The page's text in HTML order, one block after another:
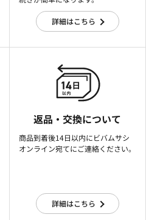
詳細はこちら
返品・交換について
商品到着後14日以内にビバムサシ
オンライン宛てにご連絡ください。
詳細はこちら